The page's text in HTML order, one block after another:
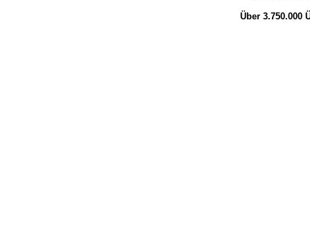
Über 3.750.000